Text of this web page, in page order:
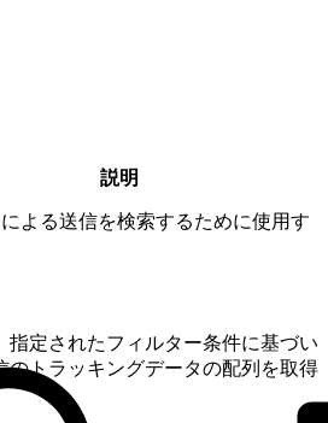
説明
による送信を検索するために使用す
指定されたフィルター条件に基づい
のトラッキングデータの配列を取得